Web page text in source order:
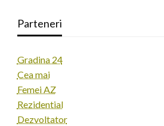
Parteneri
Gradina 24
Cea mai
Femei AZ
Rezidential
Dezvoltator